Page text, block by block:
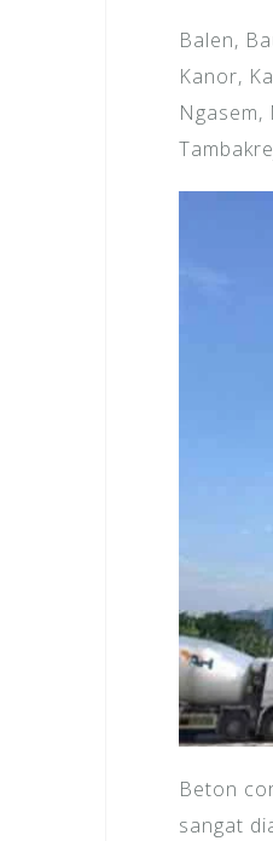
Balen,
Kanor,
Ngasem,
Beton
sangat